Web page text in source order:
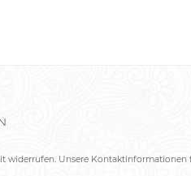
widerrufen. Unsere Kontaktinformationen